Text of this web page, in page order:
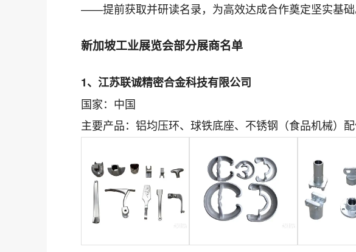
——提前获取并研读名录，为高效达成合作奠定坚实基础
新加坡工业展览会部分展商名单
1、江苏联诚精密合金科技有限公司
国家：中国
主要产品：铝均压环、球铁底座、不锈钢（食品机械）